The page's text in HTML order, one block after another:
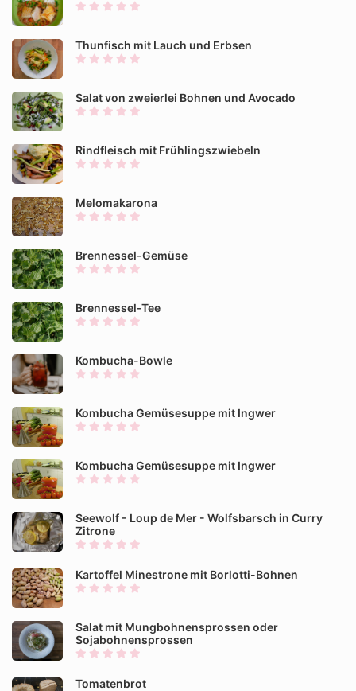
Thunfisch mit Lauch und Erbsen
Salat von zweierlei Bohnen und Avocado
Rindfleisch mit Frühlingszwiebeln
Melomakarona
Brennessel-Gemüse
Brennessel-Tee
Kombucha-Bowle
Kombucha Gemüsesuppe mit Ingwer
Kombucha Gemüsesuppe mit Ingwer
Seewolf - Loup de Mer - Wolfsbarsch in Curry
Zitrone
Kartoffel Minestrone mit Borlotti-Bohnen
Salat mit Mungbohnensprossen oder
Sojabohnensprossen
Tomatenbrot